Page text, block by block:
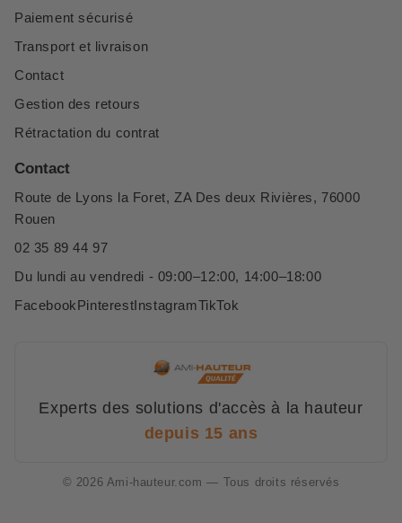
Paiement sécurisé
Transport et livraison
Contact
Gestion des retours
Rétractation du contrat
Contact
Route de Lyons la Foret, ZA Des deux Rivières, 76000
Rouen
02 35 89 44 97
Du lundi au vendredi - 09:00–12:00, 14:00–18:00
FacebookPinterestInstagramTikTok
Experts des solutions d'accès à la hauteur
depuis 15 ans
© 2026 Ami-hauteur.com — Tous droits réservés